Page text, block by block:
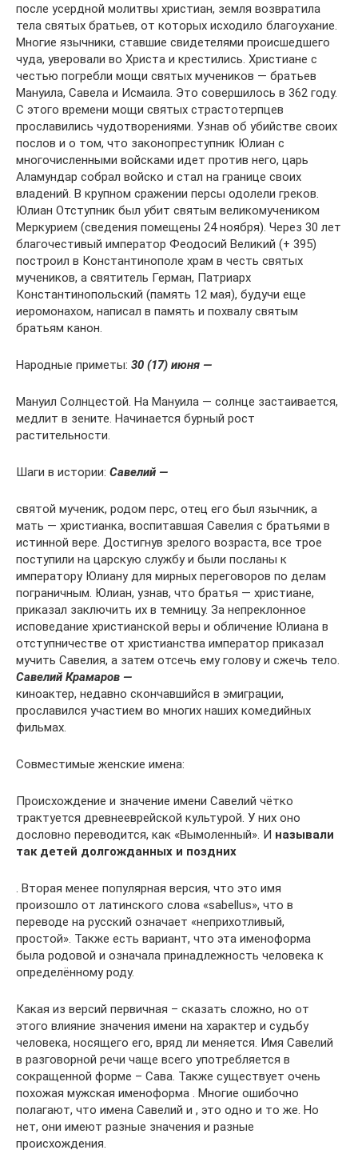
после усердной молитвы христиан, земля возвратила
тела святых братьев, от которых исходило благоухание.
Многие язычники, ставшие свидетелями происшедшего
чуда, уверовали во Христа и крестились. Христиане с
честью погребли мощи святых мучеников — братьев
Мануила, Савела и Исмаила. Это совершилось в 362 году.
С этого времени мощи святых страстотерпцев
прославились чудотворениями. Узнав об убийстве своих
послов и о том, что законопреступник Юлиан с
многочисленными войсками идет против него, царь
Аламундар собрал войско и стал на границе своих
владений. В крупном сражении персы одолели греков.
Юлиан Отступник был убит святым великомучеником
Меркурием (сведения помещены 24 ноября). Через 30 лет
благочестивый император Феодосий Великий (+ 395)
построил в Константинополе храм в честь святых
мучеников, а святитель Герман, Патриарх
Константинопольский (память 12 мая), будучи еще
иеромонахом, написал в память и похвалу святым
братьям канон.
Народные приметы: 30 (17) июня —
Мануил Солнцестой. На Мануила — солнце застаивается,
медлит в зените. Начинается бурный рост
растительности.
Шаги в истории: Савелий —
святой мученик, родом перс, отец его был язычник, а
мать — христианка, воспитавшая Савелия с братьями в
истинной вере. Достигнув зрелого возраста, все трое
поступили на царскую службу и были посланы к
императору Юлиану для мирных переговоров по делам
пограничным. Юлиан, узнав, что братья — христиане,
приказал заключить их в темницу. За непреклонное
исповедание христианской веры и обличение Юлиана в
отступничестве от христианства император приказал
мучить Савелия, а затем отсечь ему голову и сжечь тело.
Савелий Крамаров —
киноактер, недавно скончавшийся в эмиграции,
прославился участием во многих наших комедийных
фильмах.
Совместимые женские имена:
Происхождение и значение имени Савелий чётко
трактуется древнееврейской культурой. У них оно
дословно переводится, как «Вымоленный». И называли
так детей долгожданных и поздних
. Вторая менее популярная версия, что это имя
произошло от латинского слова «sabellus», что в
переводе на русский означает «неприхотливый,
простой». Также есть вариант, что эта именоформа
была родовой и означала принадлежность человека к
определённому роду.
Какая из версий первичная – сказать сложно, но от
этого влияние значения имени на характер и судьбу
человека, носящего его, вряд ли меняется. Имя Савелий
в разговорной речи чаще всего употребляется в
сокращенной форме – Сава. Также существует очень
похожая мужская именоформа . Многие ошибочно
полагают, что имена Савелий и , это одно и то же. Но
нет, они имеют разные значения и разные
происхождения.